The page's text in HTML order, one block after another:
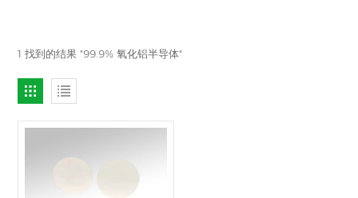
1 找到的结果 "99.9% 氧化铝半导体"